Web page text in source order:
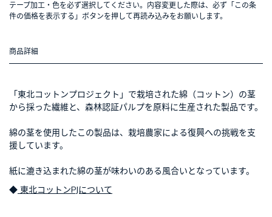
テープ加工・色を必ず選択してください。内容変更した際は、必ず「この条
件の価格を表示する」ボタンを押して再読み込みをお願いします。
商品詳細
「東北コットンプロジェクト」で栽培された綿（コットン）の茎
から採った繊維と、森林認証パルプを原料に生産された製品です。
綿の茎を使用したこの製品は、栽培農家による復興への挑戦を支
援しています。
紙に漉き込まれた綿の茎が味わいのある風合いとなっています。
◆ 東北コットンPJについて